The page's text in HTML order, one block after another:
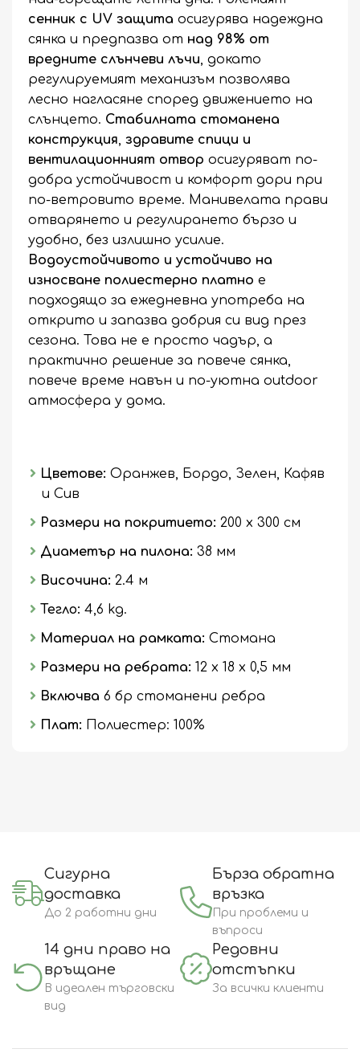
сенник с UV защита осигурява надеждна
сянка и предпазва от над 98% от
вредните слънчеви лъчи, докато
регулируемият механизъм позволява
лесно нагласяне според движението на
слънцето. Стабилната стоманена
конструкция, здравите спици и
вентилационният отвор осигуряват по-
добра устойчивост и комфорт дори при
по-ветровито време. Манивелата прави
отварянето и регулирането бързо и
удобно, без излишно усилие.
Водоустойчивото и устойчиво на
износване полиестерно платно е
подходящо за ежедневна употреба на
открито и запазва добрия си вид през
сезона. Това не е просто чадър, а
практично решение за повече сянка,
повече време навън и по-уютна outdoor
атмосфера у дома.
Цвeтове: Оранжев, Бордо, Зелен, Кафяв
и Сив
Размери на покритието: 200 х 300 см
Диаметър на пилона: 38 мм
Височина: 2.4 м
Тегло: 4,6 kg.
Материал на рамката: Стомана
Размери на ребрата: 12 х 18 х 0,5 мм
Включва 6 бр стоманени ребра
Плат: Полиестер: 100%
Сигурна
доставка
До 2 работни дни
Бърза обратна
връзка
При проблеми и
въпроси
14 дни право на
връщане
В идеален търговски
вид
Редовни
отстъпки
За всички клиенти